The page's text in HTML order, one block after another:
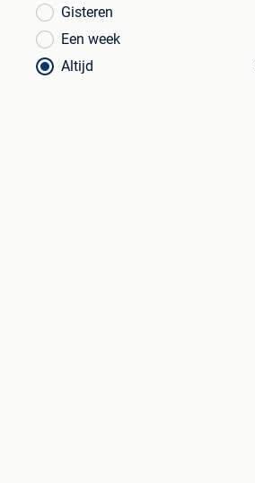
Gisteren
Een week
Altijd